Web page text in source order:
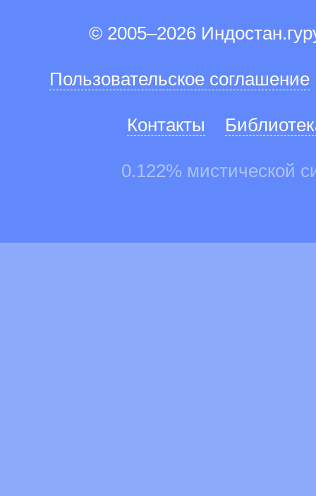
© 2005–2026
Пользовательское соглашение
Контакты
0.122% мистической